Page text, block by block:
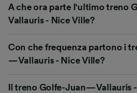
A che ora parte l'ultimo treno
Vallauris - Nice Ville?
Con che frequenza partono i
—Vallauris - Nice Ville?
Il treno Golfe-Juan—Vallauris